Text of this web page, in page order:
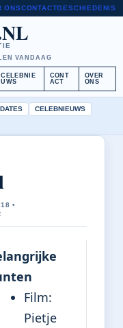
ONSCONTACTGESCHIEDENIS
VANDAAG
CELEBNIE
UWS
CONT
ACT
OVER
ONS
CELEBNIEUWS
•
Film:
Pietje